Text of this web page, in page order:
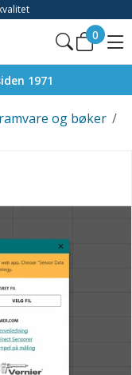
0
1971
/
og bøker